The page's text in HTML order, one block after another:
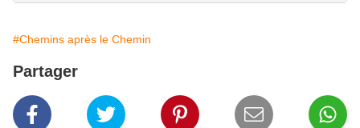
#Chemins après le Chemin
Partager